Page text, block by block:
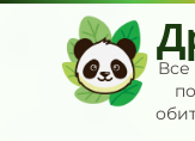
Перейти
контенту
Все